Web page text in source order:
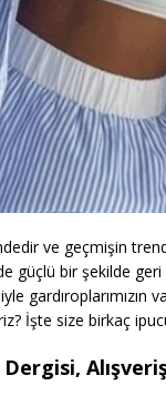
ve geçmişin
güçlü bir şekilde
gardıroplarımızın
İşte size birkaç